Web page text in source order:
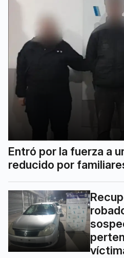
Entró por la fuerza a
reducido por